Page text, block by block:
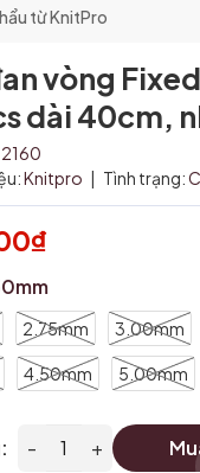
từ KnitPro
vòng
dài 40cm,
Knitpro | Tình trạng:
2.75mm 3.00mm
4.50mm 5.00mm
- +